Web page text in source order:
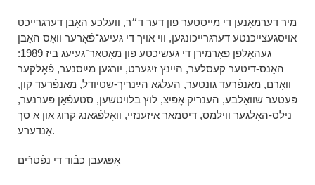
מיר דערמאָנען די מייסטער פֿון דער ד״ר, וועלכע האָבן דערגרייכט
אויסגעצייכנטע דערגרייכונגען, ווי אויך די געיעג־פֿאָרער וואָס האָבן
געהאָלפֿן פֿאָרמירן די געשיכטע פֿון מאָטאָר־געיעג ביז 1989:
האַנס-דיטער קעסלער, היינץ זיגערט, יורגען מײַסנער, פֿאָלקער
וואָרם, מאַנפֿרעד גונטער, העלגאַ הײַנריך-שטיודל, מאַנפֿרעד קון,
פּעטער שוואַלבע, הענריק אָפּיצ, לוץ בלויטשען, סטעפֿאַן פּערנער,
נילס-האָלגער ווילמס, דיטמאַר איזענזיי, וואָלפֿגאַנג קרוג און אַ סך
אַנדערע.
אָפּגעבן כּבֿוד די נפֿטרֿים